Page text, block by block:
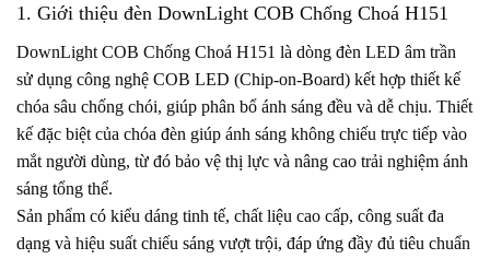
1. Giới thiệu đèn DownLight COB Chống Choá H151
DownLight COB Chống Choá H151 là dòng đèn LED âm trần
sử dụng công nghệ COB LED (Chip-on-Board) kết hợp thiết kế
chóa sâu chống chói, giúp phân bổ ánh sáng đều và dễ chịu. Thiết
kế đặc biệt của chóa đèn giúp ánh sáng không chiếu trực tiếp vào
mắt người dùng, từ đó bảo vệ thị lực và nâng cao trải nghiệm ánh
sáng tổng thể.
Sản phẩm có kiểu dáng tinh tế, chất liệu cao cấp, công suất đa
dạng và hiệu suất chiếu sáng vượt trội, đáp ứng đầy đủ tiêu chuẩn